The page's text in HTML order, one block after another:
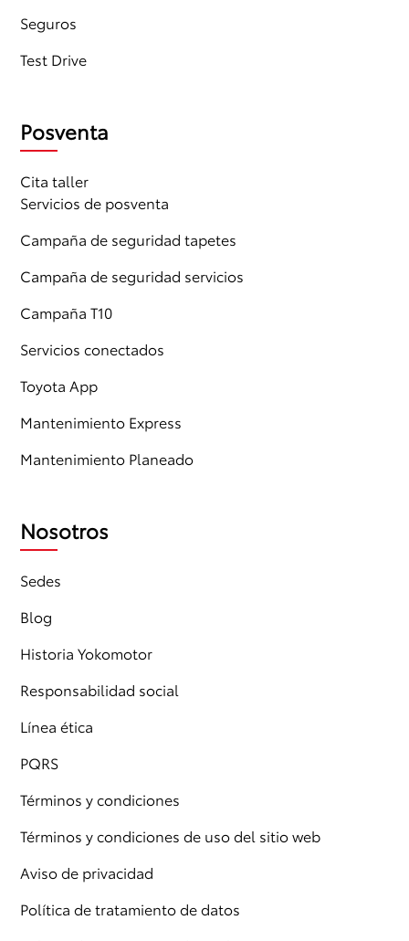
Seguros
Test Drive
Posventa
Cita taller
Servicios de posventa
Campaña de seguridad tapetes
Campaña de seguridad servicios
Campaña T10
Servicios conectados
Toyota App
Mantenimiento Express
Mantenimiento Planeado
Nosotros
Sedes
Blog
Historia Yokomotor
Responsabilidad social
Línea ética
PQRS
Términos y condiciones
Términos y condiciones de uso del sitio web
Aviso de privacidad
Política de tratamiento de datos